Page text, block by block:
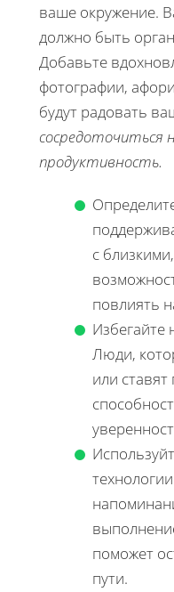
ваше окружение.
должно быть
Добавьте
фотографии,
будут радовать
сосредоточиться
продуктивность.
с
повлиять
Избегайте
Люди,
или
поможет
пути.